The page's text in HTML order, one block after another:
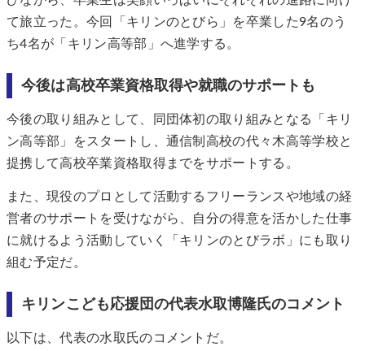
て旅立った。今回「キリンのとびら」を卒業した9名のう
ち4名が「キリン高等部」へ進学する。
今後は高校卒業資格取得や就職のサポートも
今後の取り組みとして、同団体初の取り組みとなる「キリ
ン高等部」をスタートし、通信制高校の代々木高等学校と
提携して高校卒業資格取得までをサポートする。
また、現役のプロとして活動するフリーランスや地域の経
営者のサポートを受けながら、自分の得意を活かした仕事
に就けるよう活動していく「キリンのとびラボ」にも取り
組む予定だ。
キリンこども応援団の代表水取博隆氏のコメント
以下は、代表の水取氏のコメントだ。